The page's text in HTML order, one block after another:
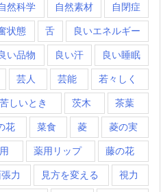
然科学 自然素材 自閉症
状態 舌 良いエネルギー
い品物 良い汗 良い睡眠
芸人 芸能 若々しく
苦しいとき 茨木 茶葉
花 菜食 菱 菱の実
薬用リップ 藤の花
力 見方を変える 視力